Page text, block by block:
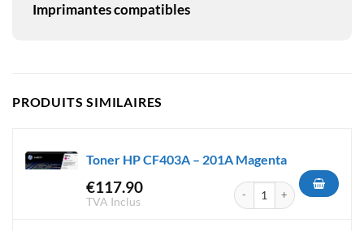
Imprimantes compatibles
PRODUITS SIMILAIRES
Toner HP CF403A – 201A Magenta
€117.90
TVA Inclus
quantité de Toner HP